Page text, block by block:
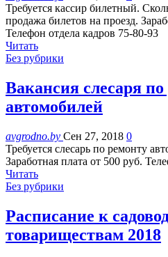
Требуется кассир билетный.
продажа билетов на проезд.
Телефон отдела кадров 75-80-93
Читать
Без рубрики
Вакансия слесаря
автомобилей
avgrodno.by Сен 27, 2018 0
Требуется слесарь по ремонту
Заработная плата от 500 руб.
Читать
Без рубрики
Расписание к
товариществам 2018